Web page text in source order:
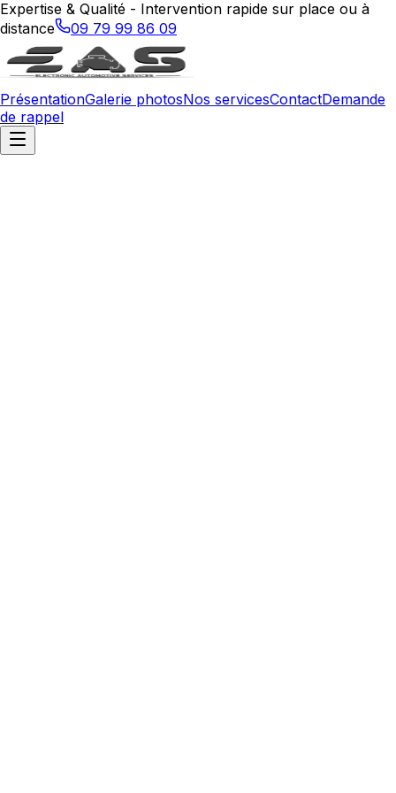
Expertise & Qualité - Intervention rapide sur place ou à
distance
09 79 99 86 09
PrésentationGalerie photosNos servicesContactDemande
de rappel